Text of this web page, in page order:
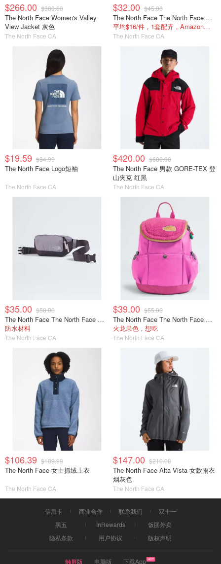
$266.00 $380.00
The North Face Women's Valley
View Jacket 灰色
The North Face CA
$32.00 $45.00
The North Face The North Face Baby 24/7 套装
平均$16/件，1套配齐，Amazon套装$41
The North Face CA
$19.59 $34.99
The North Face Logo短袖
The North Face CA
$420.00 $600.00
The North Face 男款 GORE-TEX 登
山夹克 红黑
The North Face CA
$35.00 $50.00
The North Face The North Face Base Camp Voyager 腰包
防水材料
The North Face CA
$39.00 $55.00
The North Face The North Face Mini Explorer 儿童背包
火龙果色，想吃
The North Face CA
$106.39 $189.99
The North Face 女士抓绒上衣
The North Face CA
$147.00 $210.00
The North Face Alta Vista 女款雨衣
烟灰色
The North Face CA
信用卡 商业合作 联系我们
双十一
黑五
InRewards
饭团外卖
隐私条款
用户协议 版权声明
触屏版 电脑版 下载App